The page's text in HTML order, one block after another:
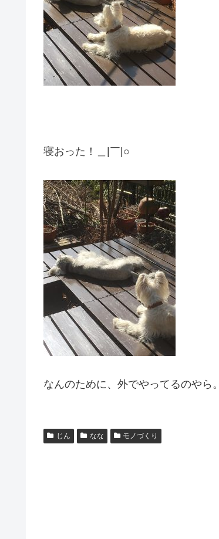
寝おった！＿|￣|○
なんのために、外でやってるのやら
じん なな モノづくり